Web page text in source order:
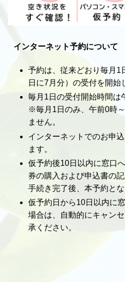
インターネット予約について
予約は、従来どおり毎月1
日に7月分）の受付を開始
毎月1日の受付開始時間は
※毎月1日のみ、午前0時
ません。
インターネットでのお申
ます。
仮予約後10日以内に窓口
券の購入および申込書の
手続き完了後、本予約とな
仮予約日から10日以内に
場合は、自動的にキャン
承ください。